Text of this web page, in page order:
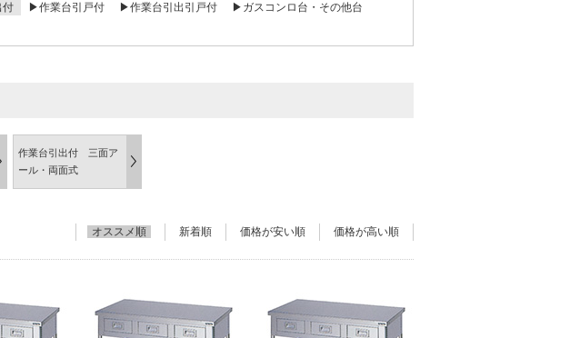
付 ▶作業台引戸付 ▶作業台引出引戸付
▶ガスコンロ台・その他台
作業台引出付 三面ア
ール・両面式
オススメ順 新着順 価格が安い順 価格が高い順